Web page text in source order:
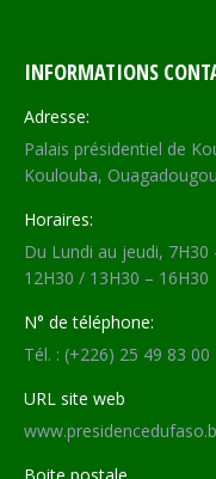
INFORMATIONS
Adresse:
Palais présidentiel de
Koulouba, Ouagadougou
Horaires:
Du Lundi au jeudi, 7H30
12H30 / 13H30 – 16H30
N° de téléphone:
Tél. : (+226) 25 49 83 00
URL site web